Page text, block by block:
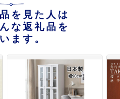
を見た人は
な返礼品を
ます。